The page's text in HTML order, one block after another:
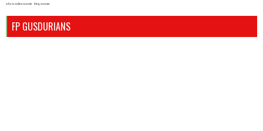
who is online counter blog counter
FP GUSDURIANS